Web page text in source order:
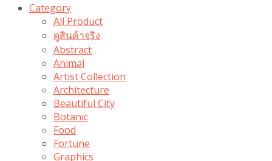
Category
All Product
ดูสินค้าจริง
Abstract
Animal
Artist Collection
Architecture
Beautiful City
Botanic
Food
Fortune
Graphics